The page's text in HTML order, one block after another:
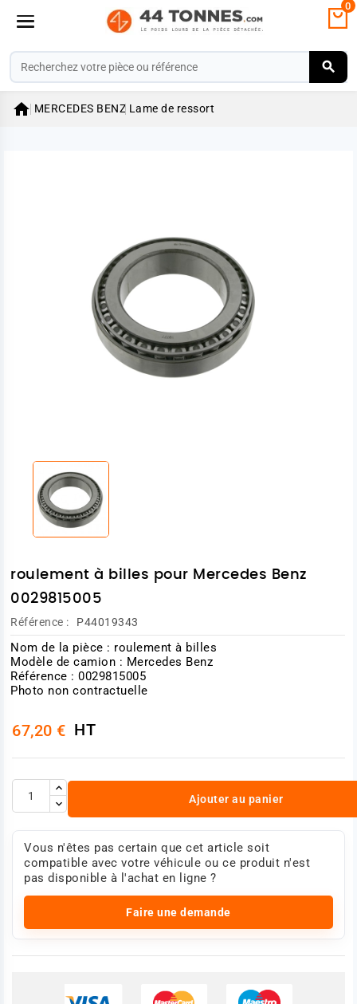
0
 MERCEDES BENZ Lame de ressort
roulement à billes pour Mercedes Benz
0029815005
Référence : P44019343
Nom de la pièce : roulement à billes
Modèle de camion : Mercedes Benz
Référence : 0029815005
Photo non contractuelle
67,20 € HT
Ajouter au panier
Vous n'êtes pas certain que cet article soit
compatible avec votre véhicule ou ce produit n'est
pas disponible à l'achat en ligne ?
Faire une demande